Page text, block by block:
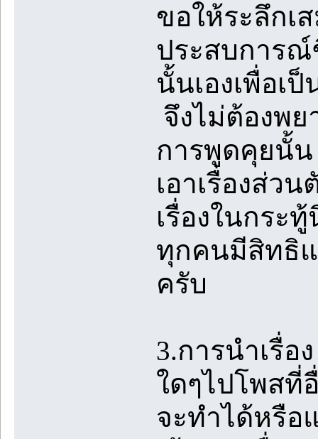
ขอให้ระลึกเ
ประสบการณ์
นั้นเองเพื่อเ
จึงไม่ต้องพย
การพูดคุยนั้
เอาเรื่องส่ว
เรื่องในกระ
ทุกคนมีสิทธิ
ครับ
3.การนำเรื่
ใดๆไปโพสที่
จะทำได้หรือ